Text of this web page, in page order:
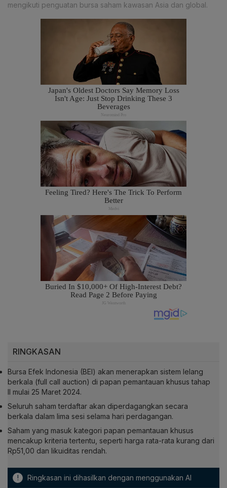
mengikuti penguatan bursa saham kawasan Asia dan global.
RINGKASAN
Bursa Efek Indonesia (BEI) akan menerapkan sistem lelang
berkala (full call auction) di papan pemantauan khusus tahap
II mulai 25 Maret 2024.
Seluruh saham terdaftar akan diperdagangkan secara
berkala dalam lima sesi selama hari perdagangan.
Saham yang masuk kategori papan pemantauan khusus
mencakup kriteria tertentu, seperti harga rata-rata kurang dari
Rp51,00 dan likuiditas rendah.
! Ringkasan ini dihasilkan dengan menggunakan AI